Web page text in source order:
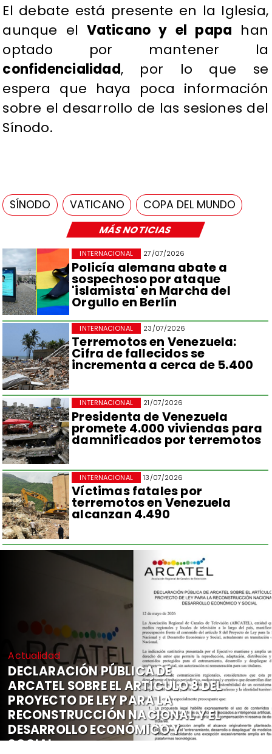
MÁS NOTICIAS
27/07/2026
Policía alemana abate a
sospechoso por ataque
'islamista' en Marcha del
Orgullo en Berlín
INTERNACIONAL
23/07/2026
Terremotos en Venezuela:
Cifra de fallecidos se
incrementa a cerca de 5.400
INTERNACIONAL
21/07/2026
Presidenta de Venezuela
promete 4.000 viviendas para
damnificados por terremotos
INTERNACIONAL
13/07/2026
Víctimas fatales por
terremotos en Venezuela
alcanzan 4.490
INTERNACIONAL
El debate está presente en la Iglesia,
aunque el Vaticano y el papa han
optado por mantener la
confidencialidad, por lo que se
espera que haya poca información
sobre el desarrollo de las sesiones del
Sínodo.
SÍNODO VATICANO COPA DEL MUNDO
Actualidad
DECLARACIÓN PÚBLICA DE
ARCATEL SOBRE EL ARTÍCULO 8 DEL
PROYECTO DE LEY PARA LA
RECONSTRUCCIÓN NACIONAL Y EL
DESARROLLO ECONÓMICO Y
SOCIAL